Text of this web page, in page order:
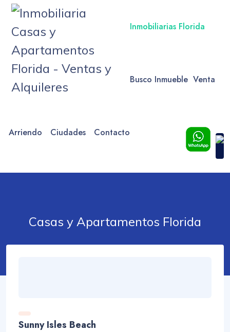
Inmobiliarias Florida
Busco Inmueble Venta
Arriendo Ciudades Contacto
Casas y Apartamentos Florida
Sunny Isles Beach